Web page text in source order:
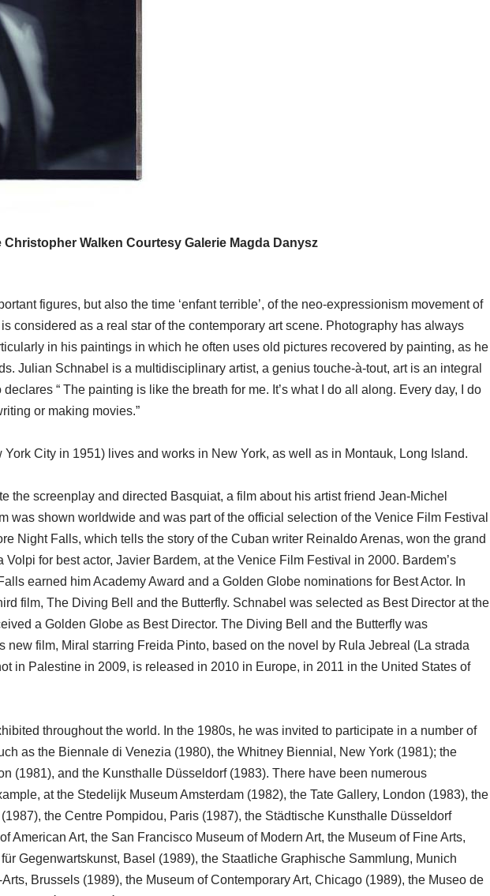
Walken Courtesy Galerie Magda Danysz
figures, but also the time ‘enfant terrible’, of the neo-expressionism movement of
considered as a real star of the contemporary art scene. Photography has always
in his paintings in which he often uses old pictures recovered by painting, as he
Julian Schnabel is a multidisciplinary artist, a genius touche-à-tout, art is an integral
“ The painting is like the breath for me. It’s what I do all along. Every day, I do
or making movies.”
City in 1951) lives and works in New York, as well as in Montauk, Long Island.
the screenplay and directed Basquiat, a film about his artist friend Jean-Michel
was shown worldwide and was part of the official selection of the Venice Film Festival
Night Falls, which tells the story of the Cuban writer Reinaldo Arenas, won the grand
Volpi for best actor, Javier Bardem, at the Venice Film Festival in 2000. Bardem’s
earned him Academy Award and a Golden Globe nominations for Best Actor. In
film, The Diving Bell and the Butterfly. Schnabel was selected as Best Director at the
a Golden Globe as Best Director. The Diving Bell and the Butterfly was
new film, Miral starring Freida Pinto, based on the novel by Rula Jebreal (La strada
in Palestine in 2009, is released in 2010 in Europe, in 2011 in the United States of
throughout the world. In the 1980s, he was invited to participate in a number of
as the Biennale di Venezia (1980), the Whitney Biennial, New York (1981); the
(1981), and the Kunsthalle Düsseldorf (1983). There have been numerous
at the Stedelijk Museum Amsterdam (1982), the Tate Gallery, London (1983), the
the Centre Pompidou, Paris (1987), the Städtische Kunsthalle Düsseldorf
American Art, the San Francisco Museum of Modern Art, the Museum of Fine Arts,
Gegenwartskunst, Basel (1989), the Staatliche Graphische Sammlung, Munich
Brussels (1989), the Museum of Contemporary Art, Chicago (1989), the Museo de